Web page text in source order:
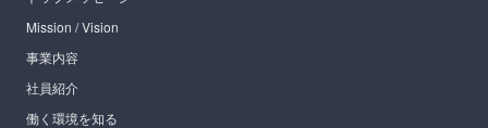
Mission / Vision
事業内容
社員紹介
働く環境を知る